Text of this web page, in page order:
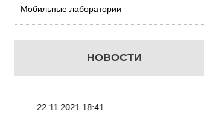
Мобильные лаборатории
НОВОСТИ
22.11.2021 18:41